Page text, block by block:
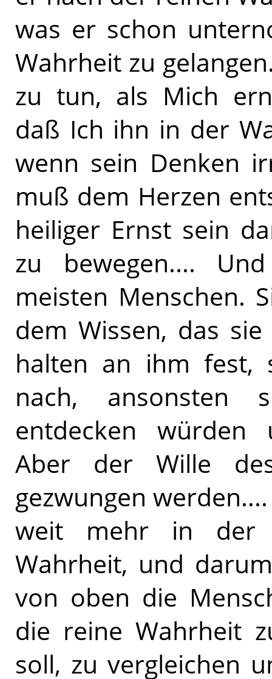
was er schon
Wahrheit zu
zu tun, als Mich
daß Ich ihn in der
wenn sein Denken
muß dem Herzen
heiliger Ernst sein
zu bewegen....
meisten Menschen.
dem Wissen, das
halten an ihm fest,
nach, ansonsten
entdecken würden
Aber der Wille
gezwungen
weit mehr in der
Wahrheit, und
von oben die
die reine Wahrheit
soll, zu vergleichen